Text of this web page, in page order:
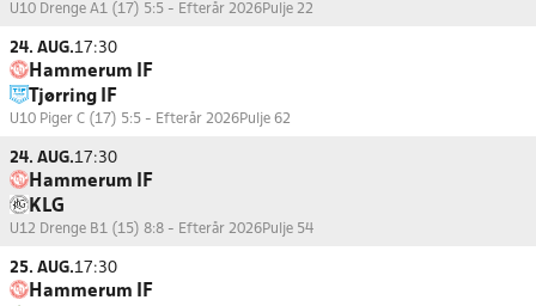
U10 Drenge A1 (17) 5:5 - Efterår 2026Pulje 22
24. AUG.17:30
Hammerum IF
Tjørring IF
U10 Piger C (17) 5:5 - Efterår 2026Pulje 62
24. AUG.17:30
Hammerum IF
KLG
U12 Drenge B1 (15) 8:8 - Efterår 2026Pulje 54
25. AUG.17:30
Hammerum IF